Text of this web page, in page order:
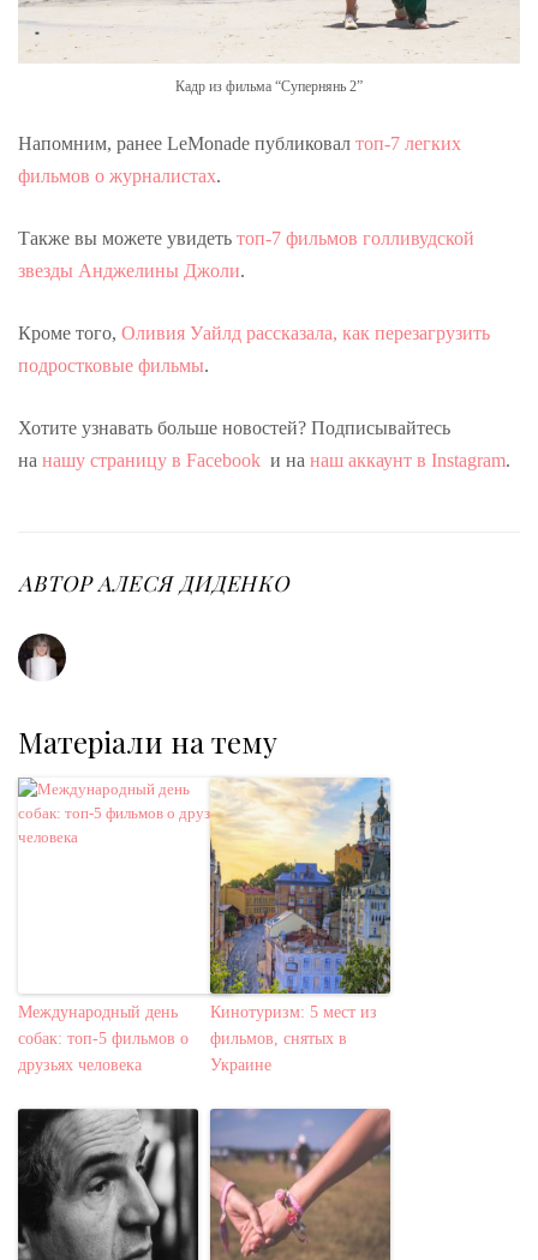
Кадр из фильма “Супернянь 2”
Напомним, ранее LeMonade публиковал топ-7 легких
фильмов о журналистах.
Также вы можете увидеть топ-7 фильмов голливудской
звезды Анджелины Джоли.
Кроме того, Оливия Уайлд рассказала, как перезагрузить
подростковые фильмы.
Хотите узнавать больше новостей? Подписывайтесь
на нашу страницу в Facebook и на наш аккаунт в Instagram.
АВТОРАЛЕСЯ ДИДЕНКО
Матеріали на тему
Международный день
собак: топ-5 фильмов о
друзьях человека
Кинотуризм: 5 мест из
фильмов, снятых в
Украине